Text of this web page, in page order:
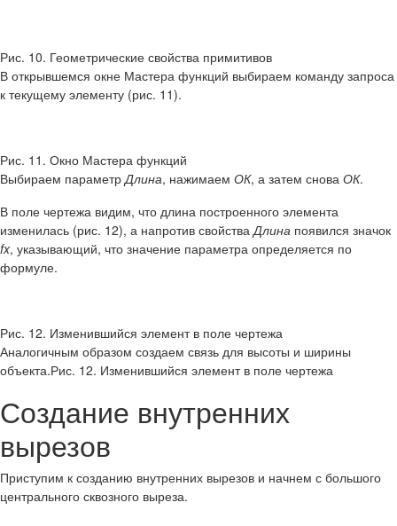
Рис. 10. Геометрические свойства примитивов
В открывшемся окне Мастера функций выбираем команду запроса
к текущему элементу (рис. 11).
Рис. 11. Окно Мастера функций
Выбираем параметрДлина, нажимаем ОК, а затем снова ОК.
В поле чертежа видим, что длина построенного элемента
изменилась (рис. 12), а напротив свойстваДлина появился значок
fx, указывающий, что значение параметра определяется по
формуле.
Рис. 12. Изменившийся элемент в поле чертежа
Аналогичным образом создаем связь для высоты и ширины
объекта.Рис. 12. Изменившийся элемент в поле чертежа
Создание внутренних
вырезов
Приступим к созданию внутренних вырезов и начнем с большого
центрального сквозного выреза.